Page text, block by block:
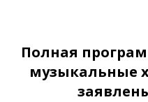
Полная
музыкальные